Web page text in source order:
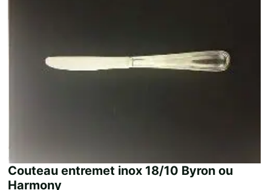
Couteau entremet inox 18/10 Byron ou
Harmony